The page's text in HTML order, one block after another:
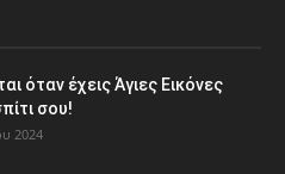
όταν έχεις Άγιες Εικόνες
σου!
2024